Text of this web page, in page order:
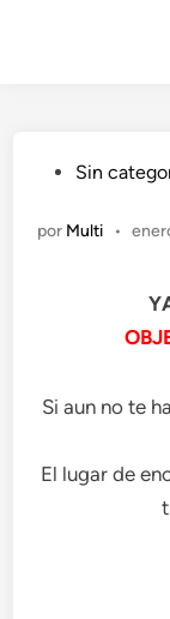
Publicado
Sin
por Multi •
Si aun no te
El lugar de